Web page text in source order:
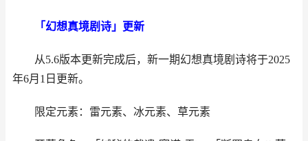
「幻想真境剧诗」更新
从5.6版本更新完成后，新一期幻想真境剧诗将于2025
年6月1日更新。
限定元素：雷元素、冰元素、草元素